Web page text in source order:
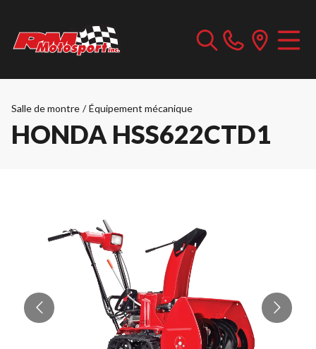
Salle de montre / Équipement mécanique
HONDA HSS622CTD1